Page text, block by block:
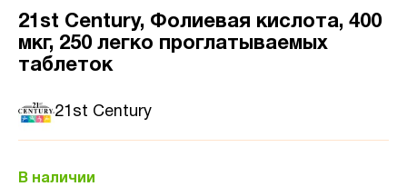
21st Century, Фолиевая кислота, 400
мкг, 250 легко проглатываемых
таблеток
21st Century
В наличии